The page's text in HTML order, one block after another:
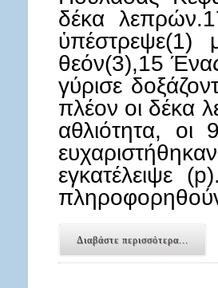
δέκα
ὑπέστρεψε(1)
θεόν(3),15
γύρισε
πλέον οι δέκα
αθλιότητα,
εγκατέλειψε
Διαβάστε περισσότερα...